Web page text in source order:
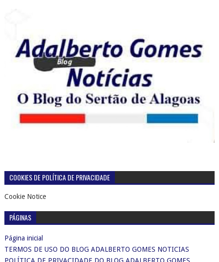
COOKIES DE POLÍTICA DE PRIVACIDADE
Cookie Notice
PÁGINAS
Página inicial
TERMOS DE USO DO BLOG ADALBERTO GOMES NOTICIAS
POLÍTICA DE PRIVACIDADE DO BLOG ADALBERTO GOMES